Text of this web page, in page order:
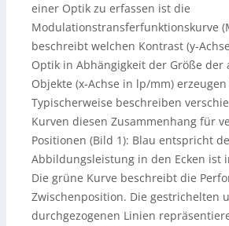
einer Optik zu erfassen ist die
Modulationstransferfunktionskurve
beschreibt welchen Kontrast (y-
Optik in Abhängigkeit der Größe der
Objekte (x-Achse in lp/mm)
Typischerweise beschreiben
Kurven diesen Zusammenhang für
Positionen (Bild 1): Blau entspricht
Abbildungsleistung in den Ecken ist
Die grüne Kurve beschreibt die
Zwischenposition. Die gestrichelten
durchgezogenen Linien